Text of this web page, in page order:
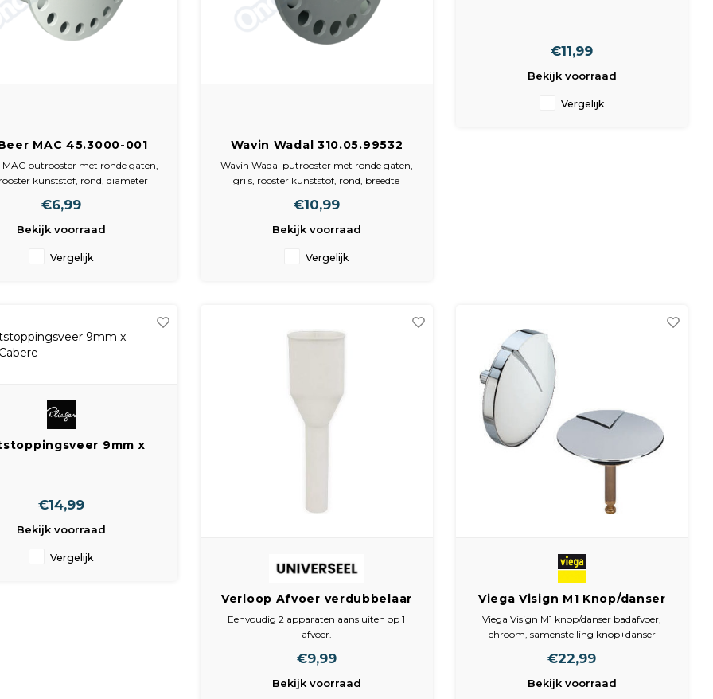
MAC 45.3000-001
| diameter 80.5mm
MAC putrooster met ronde gaten,
kunststof, rond, diameter
€6,99
Bekijk voorraad
Vergelijk
Wavin Wadal 310.05.99532
Putrooster diameter 88mm
Wavin Wadal putrooster met ronde gaten,
grijs, rooster kunststof, rond, breedte
diameter rooster 88mm, hoogte = 58
€10,99
Bekijk voorraad
Vergelijk
€11,99
Bekijk voorraad
Vergelijk
9mm x
€14,99
Bekijk voorraad
Vergelijk
Verloop Afvoer verdubbelaar
Eenvoudig 2 apparaten aansluiten op 1
afvoer.
Vaatwasser.
Geen lijm nodig.
€9,99
Bekijk voorraad
Viega Visign M1 Knop/danser
badafvoer | 103 378
Viega Visign M1 knop/danser badafvoer,
chroom, samenstelling knop+danser
€22,99
Bekijk voorraad